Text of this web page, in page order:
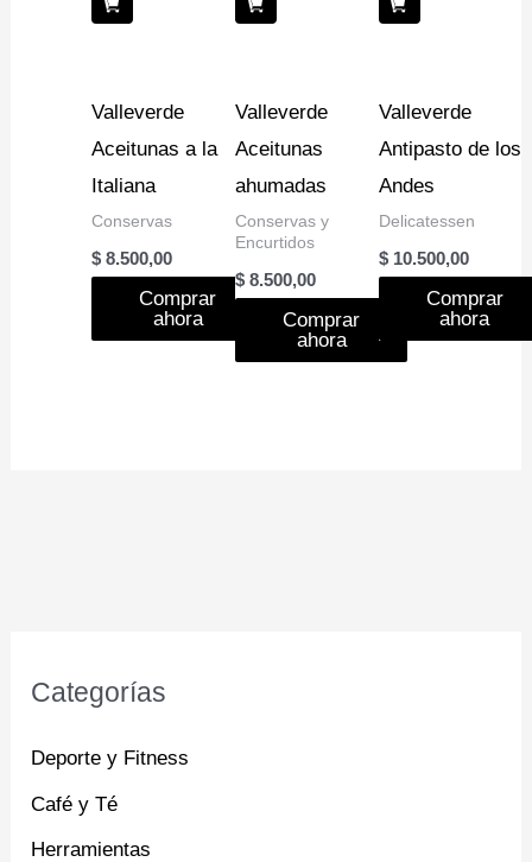
Categorías
Deporte y Fitness
Café y Té
Herramientas
Valleverde
Aceitunas a la
Italiana
Conservas
$ 8.500,00
Comprar
ahora
Valleverde
Aceitunas
ahumadas
Conservas y
Encurtidos
$ 8.500,00
Comprar
ahora
Valleverde
Antipasto de los
Andes
Delicatessen
$10.500,00
Comprar
ahora